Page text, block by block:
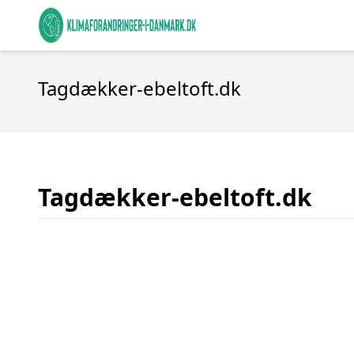
Tagdækker-ebeltoft.dk
Tagdækker-ebeltoft.dk